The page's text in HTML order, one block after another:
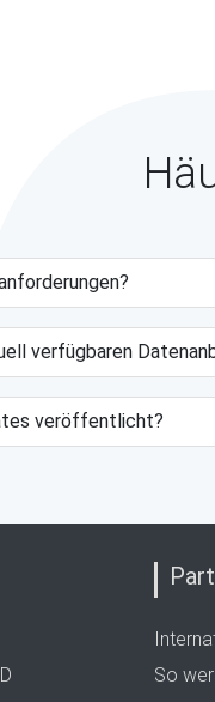
verfügbaren
veröffentlicht?
So